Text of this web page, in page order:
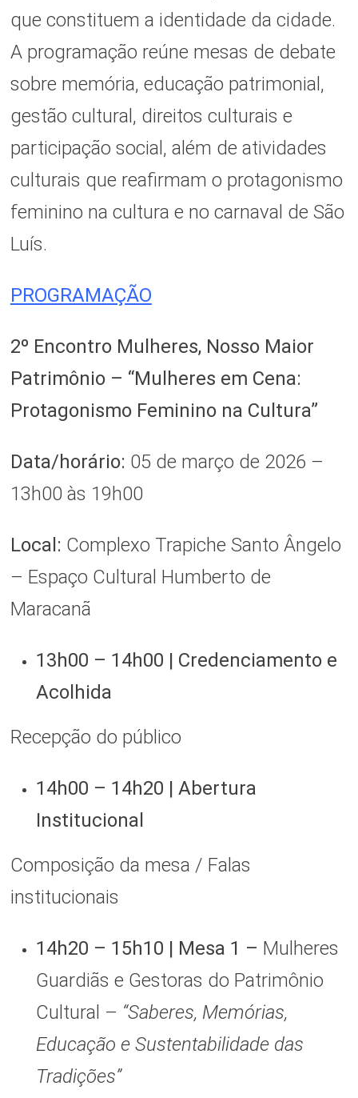
que constituem a identidade da cidade.
A programação reúne mesas de debate
sobre memória, educação patrimonial,
gestão cultural, direitos culturais e
participação social, além de atividades
culturais que reafirmam o protagonismo
feminino na cultura e no carnaval de São
Luís.
PROGRAMAÇÃO
2º Encontro Mulheres, Nosso Maior
Patrimônio – “Mulheres em Cena:
Protagonismo Feminino na Cultura”
Data/horário: 05 de março de 2026 –
13h00 às 19h00
Local: Complexo Trapiche Santo Ângelo
– Espaço Cultural Humberto de
Maracanã
13h00 – 14h00 | Credenciamento e
Acolhida
Recepção do público
14h00 – 14h20 | Abertura
Institucional
Composição da mesa / Falas
institucionais
14h20 – 15h10 | Mesa 1 – Mulheres
Guardiãs e Gestoras do Patrimônio
Cultural – “Saberes, Memórias,
Educação e Sustentabilidade das
Tradições”